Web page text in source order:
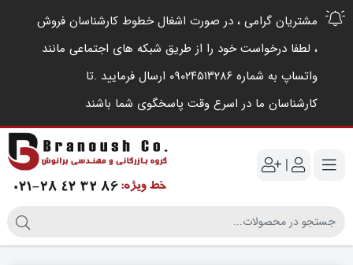
مشتریان گرامی ، در صورت اشغال خطوط کارشناسان فروش
، لطفا درخواست خود را از طریق شبکه های اجتماعی مانند
واتساپ به شماره ۰۹۰۲۴۵۱۳۲۸۶ ارسال فرمایید .‌تا
کارشناسان ما در اسرع وقت پاسخگوی شما باشند
|